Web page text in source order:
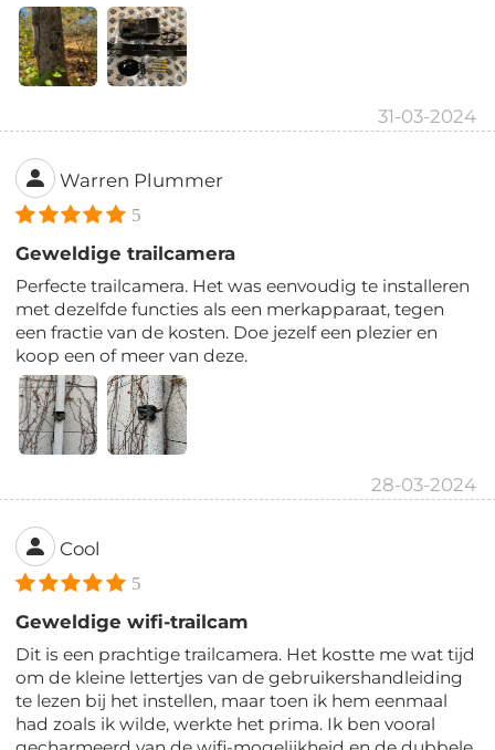
31-03-2024
Warren Plummer
5
Geweldige trailcamera
Perfecte trailcamera. Het was eenvoudig te installeren
met dezelfde functies als een merkapparaat, tegen
een fractie van de kosten. Doe jezelf een plezier en
koop een of meer van deze.
28-03-2024
Cool
5
Geweldige wifi-trailcam
Dit is een prachtige trailcamera. Het kostte me wat tijd
om de kleine lettertjes van de gebruikershandleiding
te lezen bij het instellen, maar toen ik hem eenmaal
had zoals ik wilde, werkte het prima. Ik ben vooral